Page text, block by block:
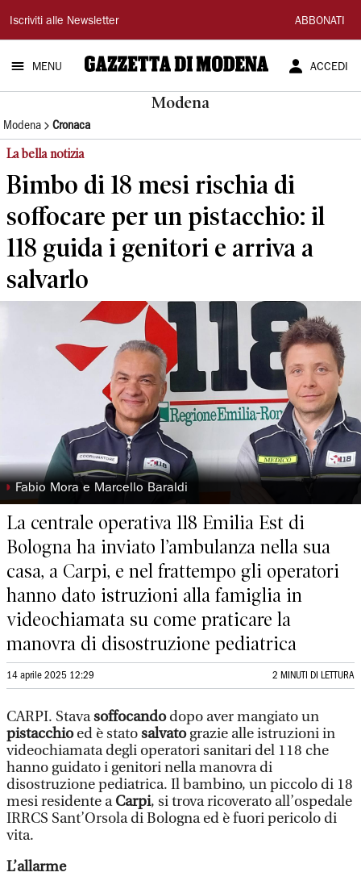
Gazzetta
di
Modena
Iscriviti alle Newsletter ABBONATI
MENU ACCEDI
Modena
Modena Cronaca
La bella notizia
Bimbo di 18 mesi rischia di
soffocare per un pistacchio: il
118 guida i genitori e arriva a
salvarlo
◗ Fabio Mora e Marcello Baraldi
La centrale operativa 118 Emilia Est di
Bologna ha inviato l’ambulanza nella sua
casa, a Carpi, e nel frattempo gli operatori
hanno dato istruzioni alla famiglia in
videochiamata su come praticare la
manovra di disostruzione pediatrica
14 aprile 2025 12:29 2 MINUTI DI LETTURA
CARPI. Stavasoffocandodopo aver mangiato un
pistacchioed è statosalvatograzie alle istruzioni in
videochiamata degli operatori sanitari del 118 che
hanno guidato i genitori nella manovra di
disostruzione pediatrica. Il bambino, un piccolo di 18
mesi residente aCarpi, si trova ricoverato all’ospedale
IRRCS Sant’Orsola di Bologna ed è fuori pericolo di
vita.
L’allarme